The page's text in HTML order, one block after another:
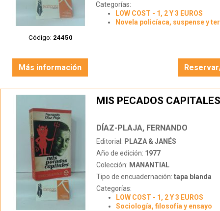
Código: 24450
Categorías:
LOW COST - 1, 2 Y 3 EUROS
Novela policíaca, suspense y
Más información
MIS PECADOS CAPITALES
DÍAZ-PLAJA, FERNANDO
Editorial: PLAZA & JANÉS
Año de edición: 1977
Colección: MANANTIAL
Tipo de encuadernación: tapa blanda
Categorías:
LOW COST - 1, 2 Y 3 EUROS
Sociología, filosofía y ensayo